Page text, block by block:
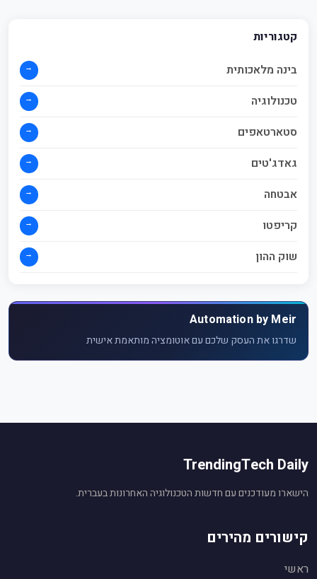
קטגוריות
בינה מלאכותית
→
טכנולוגיה →
סטארטאפים →
גאדג'טים →
אבטחה →
קריפטו →
שוק ההון →
Automation by Meir
שדרגו את העסק שלכם עם אוטומציה מותאמת אישית
TrendingTech Daily
הישארו מעודכנים עם חדשות הטכנולוגיה האחרונות בעברית.
קישורים מהירים
ראשי